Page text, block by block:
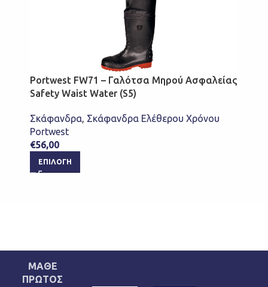
Portwest FW71 – Γαλότσα Μηρού Ασφαλείας
Safety Waist Water (S5)
Σκάφανδρα, Σκάφανδρα Ελέθερου Χρόνου
Portwest
€56,00
ΕΠΙΛΟΓΉ
ΜΑΘΕ
ΠΡΩΤΟΣ